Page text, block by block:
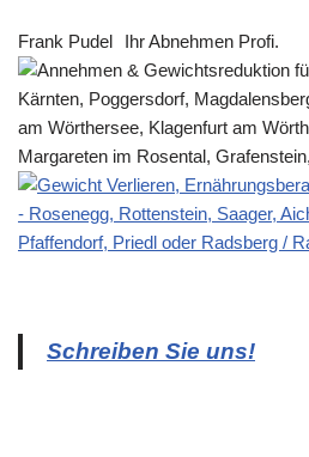
Frank Pudel Ihr Abnehmen Profi.
Schreiben Sie uns!